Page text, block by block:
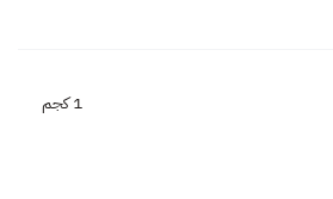
1 كجم